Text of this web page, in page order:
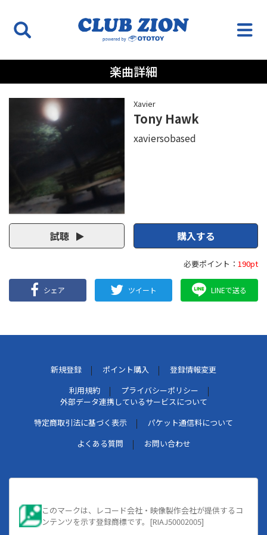
楽曲詳細
Xavier
Tony Hawk
xaviersobased
試聴 購入する
必要ポイント： 190pt
シェア ツイート LINEで送る
新規登録 ポイント購入
登録情報変更
利用規約
プライバシーポリシー
外部データ連携しているサービスについて
特定商取引法に基づく表示
パケット通信料について
よくある質問
お問い合わせ
このマークは、レコード会社・映像製作会社が提供するコ
ンテンツを示す登録商標です。[RIAJ50002005]